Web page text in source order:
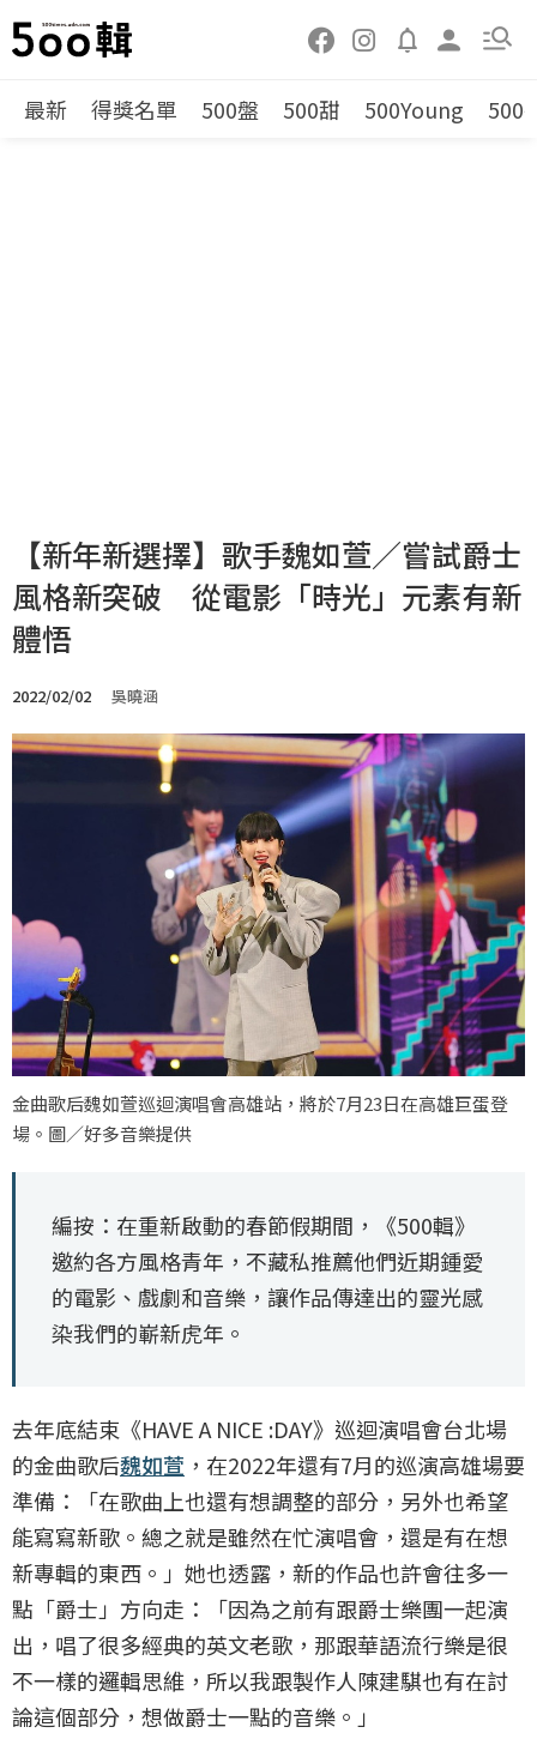
最新 得獎名單 500盤 500甜 500Young 500
【新年新選擇】歌手魏如萱／嘗試爵士
風格新突破 從電影「時光」元素有新
體悟
2022/02/02 吳曉涵
金曲歌后魏如萱巡迴演唱會高雄站，將於7月23日在高雄巨蛋登
場。圖／好多音樂提供
編按：在重新啟動的春節假期間，《500輯》
邀約各方風格青年，不藏私推薦他們近期鍾愛
的電影、戲劇和音樂，讓作品傳達出的靈光感
染我們的嶄新虎年。
去年底結束《HAVE A NICE :DAY》巡迴演唱會台北場
的金曲歌后魏如萱 ，在2022年還有7月的巡演高雄場要
準備：「在歌曲上也還有想調整的部分，另外也希望
能寫寫新歌。總之就是雖然在忙演唱會，還是有在想
新專輯的東西。」她也透露，新的作品也許會往多一
點「爵士」方向走：「因為之前有跟爵士樂團一起演
出，唱了很多經典的英文老歌，那跟華語流行樂是很
不一樣的邏輯思維，所以我跟製作人陳建騏也有在討
論這個部分，想做爵士一點的音樂。」